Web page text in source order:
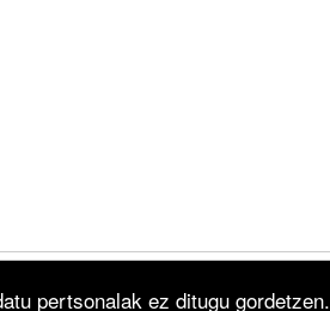
pertsonalak ez ditugu gordetzen.